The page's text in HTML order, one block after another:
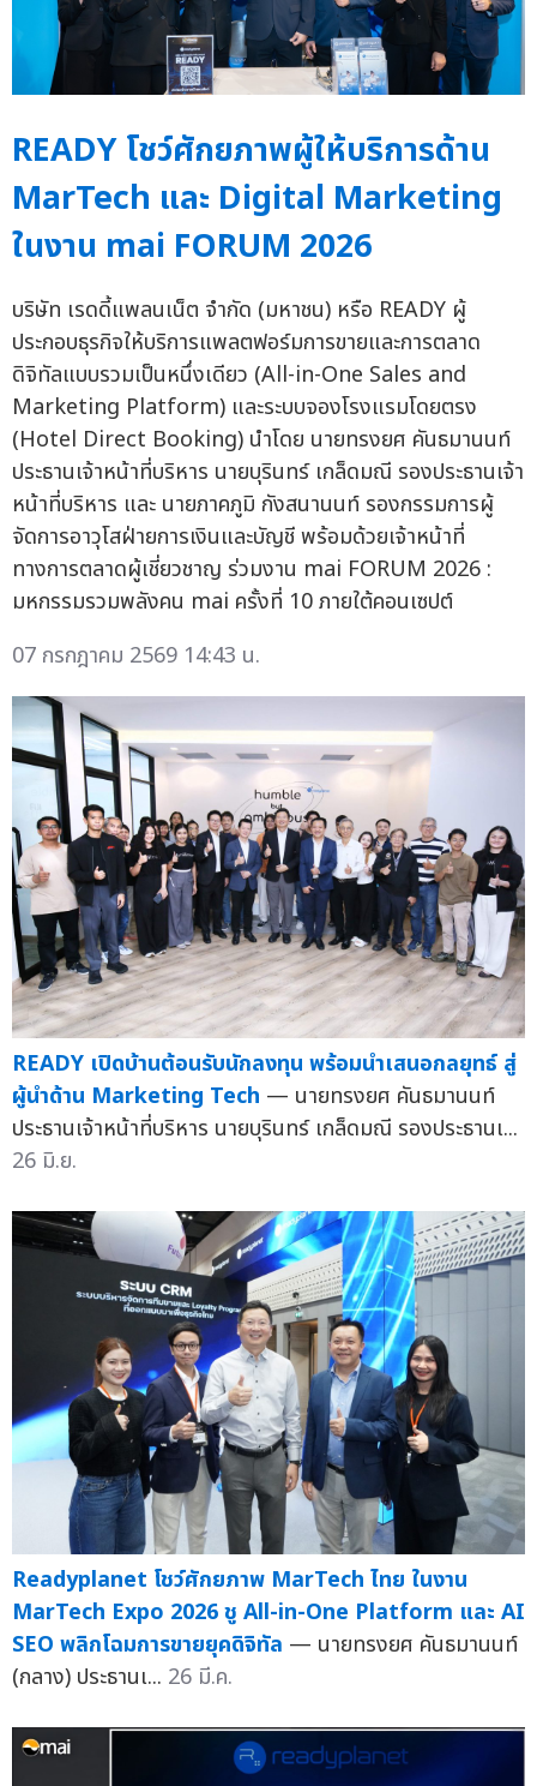
READY โชว์ศักยภาพผู้ให้บริการด้าน
MarTech และ Digital Marketing
ในงาน mai FORUM 2026
บริษัท เรดดี้แพลนเน็ต จำกัด (มหาชน) หรือ READY ผู้
ประกอบธุรกิจให้บริการแพลตฟอร์มการขายและการตลาด
ดิจิทัลแบบรวมเป็นหนึ่งเดียว (All-in-One Sales and
Marketing Platform) และระบบจองโรงแรมโดยตรง
(Hotel Direct Booking) นำโดย นายทรงยศ คันธมานนท์
ประธานเจ้าหน้าที่บริหาร นายบุรินทร์ เกล็ดมณี รองประธานเจ้า
หน้าที่บริหาร และ นายภาคภูมิ กังสนานนท์ รองกรรมการผู้
จัดการอาวุโสฝ่ายการเงินและบัญชี พร้อมด้วยเจ้าหน้าที่
ทางการตลาดผู้เชี่ยวชาญ ร่วมงาน mai FORUM 2026 :
มหกรรมรวมพลังคน mai ครั้งที่ 10 ภายใต้คอนเซปต์
07 กรกฎาคม 2569 14:43 น.
READY เปิดบ้านต้อนรับนักลงทุน พร้อมนำเสนอกลยุทธ์ สู่
ผู้นำด้าน Marketing Tech — นายทรงยศ คันธมานนท์
ประธานเจ้าหน้าที่บริหาร นายบุรินทร์ เกล็ดมณี รองประธานเ...
26 มิ.ย.
Readyplanet โชว์ศักยภาพ MarTech ไทย ในงาน
MarTech Expo 2026 ชู All-in-One Platform และ AI
SEO พลิกโฉมการขายยุคดิจิทัล — นายทรงยศ คันธมานนท์
(กลาง) ประธานเ... 26 มี.ค.